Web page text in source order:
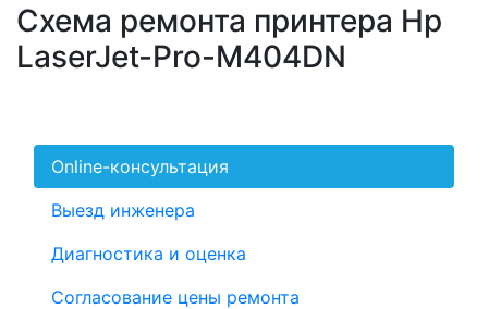
Схема ремонта принтера Hp
LaserJet-Pro-M404DN
Online-консультация
Выезд инженера
Диагностика и оценка
Согласование цены ремонта